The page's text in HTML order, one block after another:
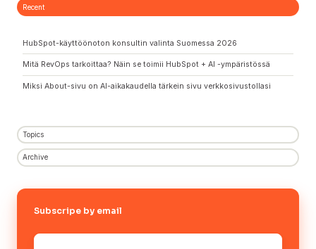
Recent
HubSpot-käyttöönoton konsultin valinta Suomessa 2026
Mitä RevOps tarkoittaa? Näin se toimii HubSpot + AI -ympäristössä
Miksi About-sivu on AI-aikakaudella tärkein sivu verkkosivustollasi
Topics
Archive
Subscripe by email
Sähköposti